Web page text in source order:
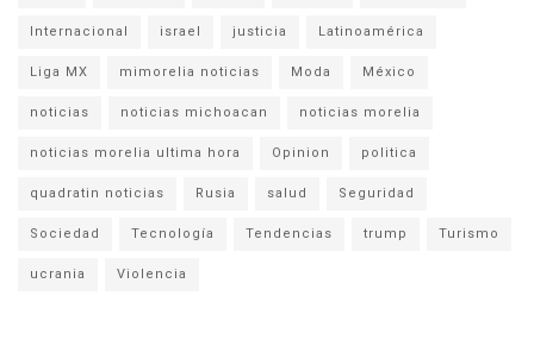
Internacional israel justicia Latinoamérica
Liga MX mimorelia noticias Moda México
noticias noticias michoacan noticias morelia
noticias morelia ultima hora Opinion politica
quadratin noticias Rusia salud Seguridad
Sociedad Tecnología Tendencias trump Turismo
ucrania Violencia